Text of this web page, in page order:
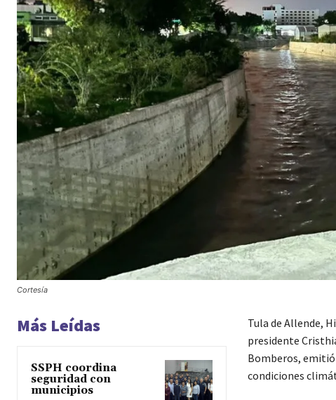
Cortesía
Más Leídas
SSPH coordina
seguridad con
municipios
Tula de Allende,
presidente
Bomberos,
condiciones